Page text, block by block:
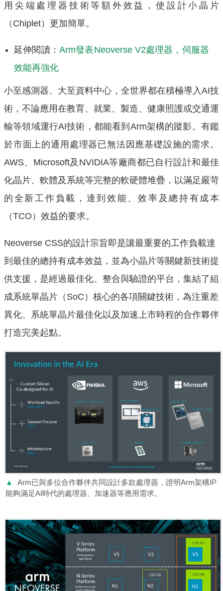
用尖端處理器技術等額外效益，使設計小晶片
（Chiplet）更加簡單。
延伸閱讀： Arm發表Neoverse V2處理器，伺服器
效能再強化
小至感測器、大至資料中心，全世界都在積極導入AI技
術，不論應用在教育、就業、製造、健康照護或交通運
輸等領域運行AI技術，都能看到Arm架構的蹤影。有鑑
於市面上的通用處理器已無法因應基礎設施的需求。
AWS、Microsoft及NVIDIA等廠商都已自行設計和最佳
化晶片、軟體及系統等完整的軟硬體堆疊，以滿足嚴苛
的全新工作負載，達到效能、效率及總持有成本
（TCO）效益的要求。
Neoverse CSS的設計宗旨即是讓最重要的工作負載達
到最佳的總持有成本效益，並為小晶片等關鍵新技術提
供支援，是經過最佳化、整合與驗證的平台，集結了組
成系統單晶片（SoC）核心的各項關鍵技術，為注重差
異化、系統單晶片最佳化以及加速上市時程的合作夥伴
打造完美起點。
▲
Arm已與多位合作夥伴共同設計多款處理器，證明Arm架構IP
能夠滿足AI時代的處理器、加速器等應用需求。